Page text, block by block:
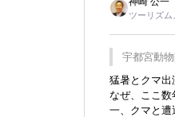
夕方から夜の
した。ただ
夜行バスで京
疲れが残ら
ツーリズム
宇都宮動
離」を7月
猛暑とクマ出
なぜ、ここ数
一、クマと遭